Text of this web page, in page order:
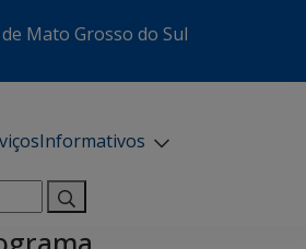
Mato Grosso do Sul
Informativos